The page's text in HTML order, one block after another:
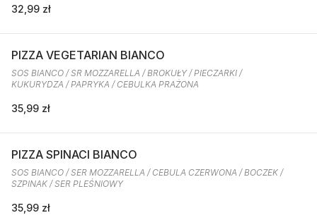
32,99 zł
PIZZA VEGETARIAN BIANCO
SOS BIANCO / SR MOZZARELLA / BROKUŁY / PIECZARKI /
KUKURYDZA / PAPRYKA / CEBULKA PRAŻONA
35,99 zł
PIZZA SPINACI BIANCO
SOS BIANCO / SER MOZZARELLA / CEBULA CZERWONA / BOCZEK /
SZPINAK / SER PLEŚNIOWY
35,99 zł